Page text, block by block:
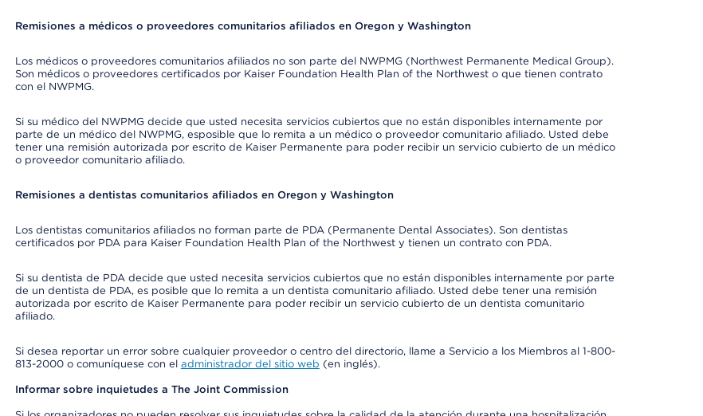
Remisiones a médicos o proveedores comunitarios afiliados en Oregon y Washington
Los médicos o proveedores comunitarios afiliados no son parte del NWPMG (Northwest Permanente Medical Group).
Son médicos o proveedores certificados por Kaiser Foundation Health Plan of the Northwest o que tienen contrato
con el NWPMG.
Si su médico del NWPMG decide que usted necesita servicios cubiertos que no están disponibles internamente por
parte de un médico del NWPMG, esposible que lo remita a un médico o proveedor comunitario afiliado. Usted debe
tener una remisión autorizada por escrito de Kaiser Permanente para poder recibir un servicio cubierto de un médico
o proveedor comunitario afiliado.
Remisiones a dentistas comunitarios afiliados en Oregon y Washington
Los dentistas comunitarios afiliados no forman parte de PDA (Permanente Dental Associates). Son dentistas
certificados por PDA para Kaiser Foundation Health Plan of the Northwest y tienen un contrato con PDA.
Si su dentista de PDA decide que usted necesita servicios cubiertos que no están disponibles internamente por parte
de un dentista de PDA, es posible que lo remita a un dentista comunitario afiliado. Usted debe tener una remisión
autorizada por escrito de Kaiser Permanente para poder recibir un servicio cubierto de un dentista comunitario
afiliado.
Si desea reportar un error sobre cualquier proveedor o centro del directorio, llame a Servicio a los Miembros al 1-800-
813-2000 o comuníquese con el administrador del sitio web (en inglés).
Informar sobre inquietudes a The Joint Commission